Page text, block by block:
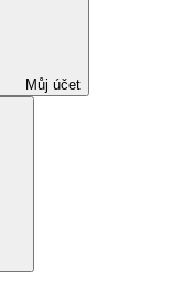
Můj účet